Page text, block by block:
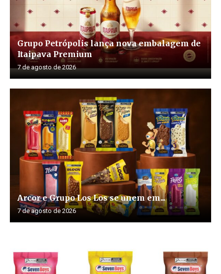
Grupo Petrópolis lança nova embalagem de
Itaipava Premium
7 de agosto de 2026
Arcor e Grupo Los Los se unem em...
7 de agosto de 2026